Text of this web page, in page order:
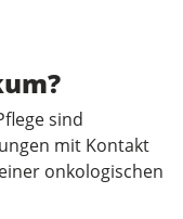
sind
mit Kontakt
onkologischen